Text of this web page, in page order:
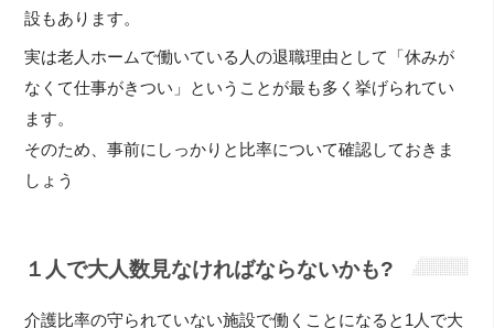
設もあります。
実は老人ホームで働いている人の退職理由として「休みが
なくて仕事がきつい」ということが最も多く挙げられてい
ます。
そのため、事前にしっかりと比率について確認しておきま
しょう
１人で大人数見なければならないかも?
介護比率の守られていない施設で働くことになると1人で大